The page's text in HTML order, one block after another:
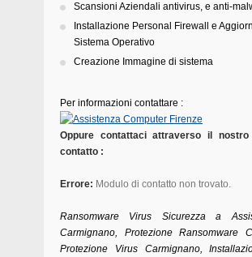
Scansioni Aziendali antivirus, e anti-
Installazione Personal Firewall e
Sistema Operativo
Creazione Immagine di sistema
Per informazioni contattare :
Oppure contattaci attraverso il
contatto :
Errore: Modulo di contatto non trovato.
Ransomware Virus Sicurezza a
Carmignano, Protezione Ransomware
Protezione Virus Carmignano,